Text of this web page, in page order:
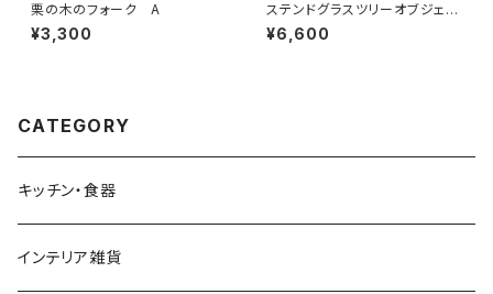
栗の木のフォーク A
¥3,300
ステンドグラスツリーオブジェ
梢-KOZUE D ステンドグラ
スワークスミレ・百年木材
¥6,600
CATEGORY
キッチン・食器
インテリア雑貨